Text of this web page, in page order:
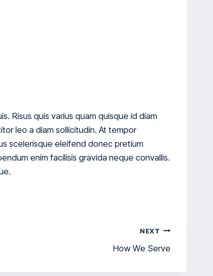
Risus quis varius quam quisque id diam
leo a diam sollicitudin. At tempor
scelerisque eleifend donec pretium
enim facilisis gravida neque convallis.
NEXT
How We Serve